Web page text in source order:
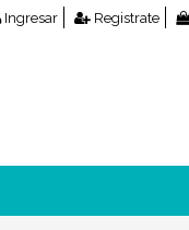
Ingresar Registrate